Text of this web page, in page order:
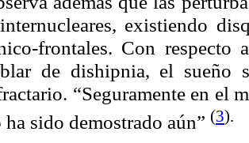
internucleares, existiendo
frontales. Con respecto
de dishipnia, el sueño
“Seguramente en el
ha sido demostrado aún” (3).